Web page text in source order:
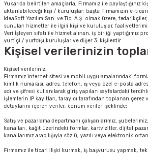
Ürünleri
Yukarıda belirtilen amaçlarla, Firmamız ile paylaştığınız
aktarılabileceği kişi / kuruluşlar; başta Firmamızın e-
IdeaSoft Yazılım San. ve Tic. A.Ş. olmak üzere,
sunulan hizmetler ile ilgili kişi ve kuruluşlar,
Veri İşleyen sıfatı ile hizmet alınan, iş birliği yaptığımız
yurtiçi / yurtdışı kuruluşlar ve diğer 3. kişilerdir.
Kişisel verilerinizin
Kişisel verileriniz,
Firmamız internet sitesi ve mobil uygulamalarındaki
kimlik numarası, adres, telefon, iş veya özel e-posta
adı ve şifresi kullanılarak giriş yapılan sayfalardaki
işlemlerin IP kayıtları, tarayıcı tarafından toplanan
detaylarını içeren veriler, konum verileri şeklinde;
Satış ve pazarlama departmanı çalışanlarımız,
kanalları, kağıt üzerindeki formlar, kartvizitler, dijital
kanallarımız aracılığıyla sözlü, yazılı veya elektronik
Firmamız ile ticari ilişki kurmak, iş başvurusu yapmak,